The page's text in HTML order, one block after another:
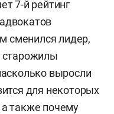
7-й рейтинг
сменился лидер,
старожилы
выросли
для некоторых
также почему